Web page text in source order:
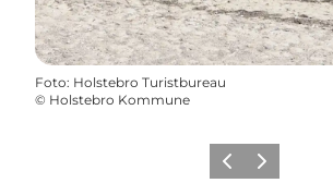
Foto: Holstebro Turistbureau
© Holstebro Kommune
Vorherige Folie
Nächste Folie